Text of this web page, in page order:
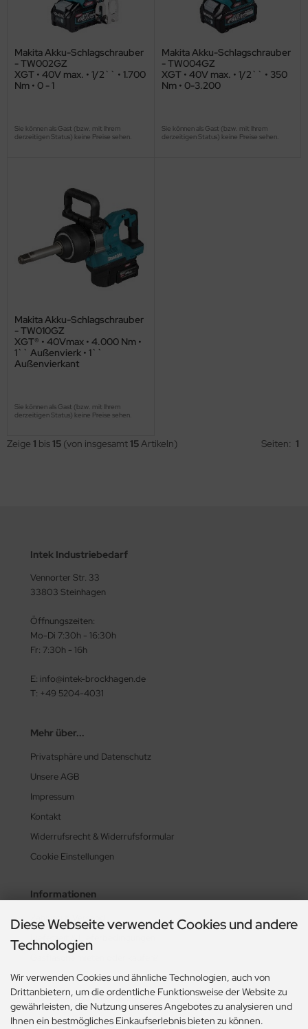
Makita Akku-Schlagschrauber
- TW002GZ
XGT • 40V max. • 1/2`` • 1.700
Nm • 0 - 1
Sie können als Gast (bzw. mit Ihrem
derzeitigen Status) keine Preise sehen.
Makita Akku-Schlagschrauber
- TW004GZ
XGT • 40V max. • 1/2`` • 350
Nm • 0-3.200
Sie können als Gast (bzw. mit Ihrem
derzeitigen Status) keine Preise sehen.
Makita Akku-Schlagschrauber
- TW010GZ
XGT® • 40Vmax • 4.000 Nm •
1`` Außenvierk • 1``
Außenvierkant
Sie können als Gast (bzw. mit Ihrem
derzeitigen Status) keine Preise sehen.
Zeige 1 bis15 (von insgesamt15Artikeln) Seiten: 1
Intek Industriebedarf
Vennorter Str. 33
33803 Steinhagen
Öffnungszeiten:
Mo-Di 7:30h - 16:30h
Fr: 7:30h - 16h
E: info@intek-brockhagen.de
T: +49 5204-4031
Mehr über...
Privatsphäre und Datenschutz
Unsere AGB
Impressum
Kontakt
Widerrufsrecht & Widerrufsformular
Cookie Einstellungen
Informationen
Zahlung & Versand
Lieferzeit & Lieferbedingungen
Historie? Fehlanzeige!
Aktionsheft Sommer 2026
Diese Webseite verwendet Cookies und andere
Technologien
Wir verwenden Cookies und ähnliche Technologien, auch von
Drittanbietern, um die ordentliche Funktionsweise der Website zu
gewährleisten, die Nutzung unseres Angebotes zu analysieren und
Ihnen ein bestmögliches Einkaufserlebnis bieten zu können.